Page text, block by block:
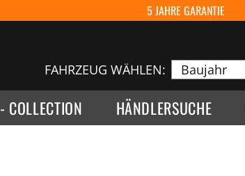
5 JAHRE GARANTIE
FAHRZEUG WÄHLEN:
- COLLECTION HÄNDLERSUCHE